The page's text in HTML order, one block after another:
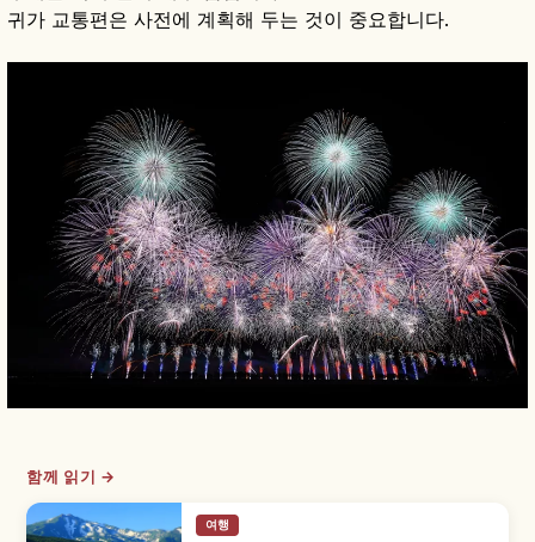
귀가 교통편은 사전에 계획해 두는 것이 중요합니다.
함께 읽기 →
여행